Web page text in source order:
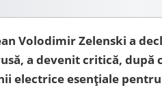
Volodimir Zelenski a
a devenit critică,
electrice esențiale